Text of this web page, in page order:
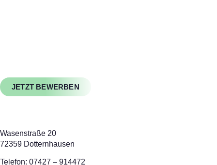
JETZT BEWERBEN
Wasenstraße 20
72359 Dotternhausen
Telefon: 07427 – 914472